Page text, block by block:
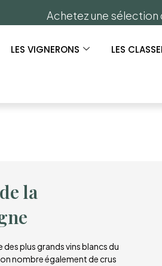
Achetez une sélection
LES VIGNERONS LES
la
des plus grands vins blancs du
nombre également de crus